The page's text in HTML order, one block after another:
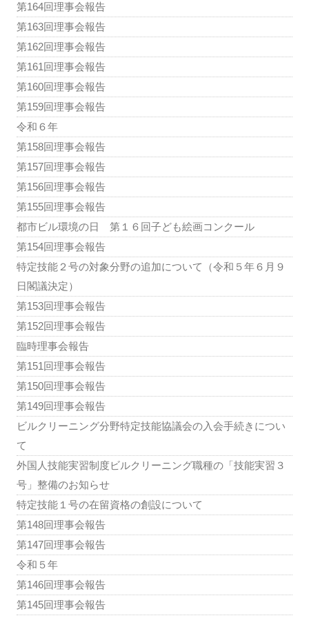
第164回理事会報告
第163回理事会報告
第162回理事会報告
第161回理事会報告
第160回理事会報告
第159回理事会報告
令和６年
第158回理事会報告
第157回理事会報告
第156回理事会報告
第155回理事会報告
都市ビル環境の日 第１６回子ども絵画コンクール
第154回理事会報告
特定技能２号の対象分野の追加について（令和５年６月９
日閣議決定）
第153回理事会報告
第152回理事会報告
臨時理事会報告
第151回理事会報告
第150回理事会報告
第149回理事会報告
ビルクリーニング分野特定技能協議会の入会手続きについ
て
外国人技能実習制度ビルクリーニング職種の「技能実習３
号」整備のお知らせ
特定技能１号の在留資格の創設について
第148回理事会報告
第147回理事会報告
令和５年
第146回理事会報告
第145回理事会報告